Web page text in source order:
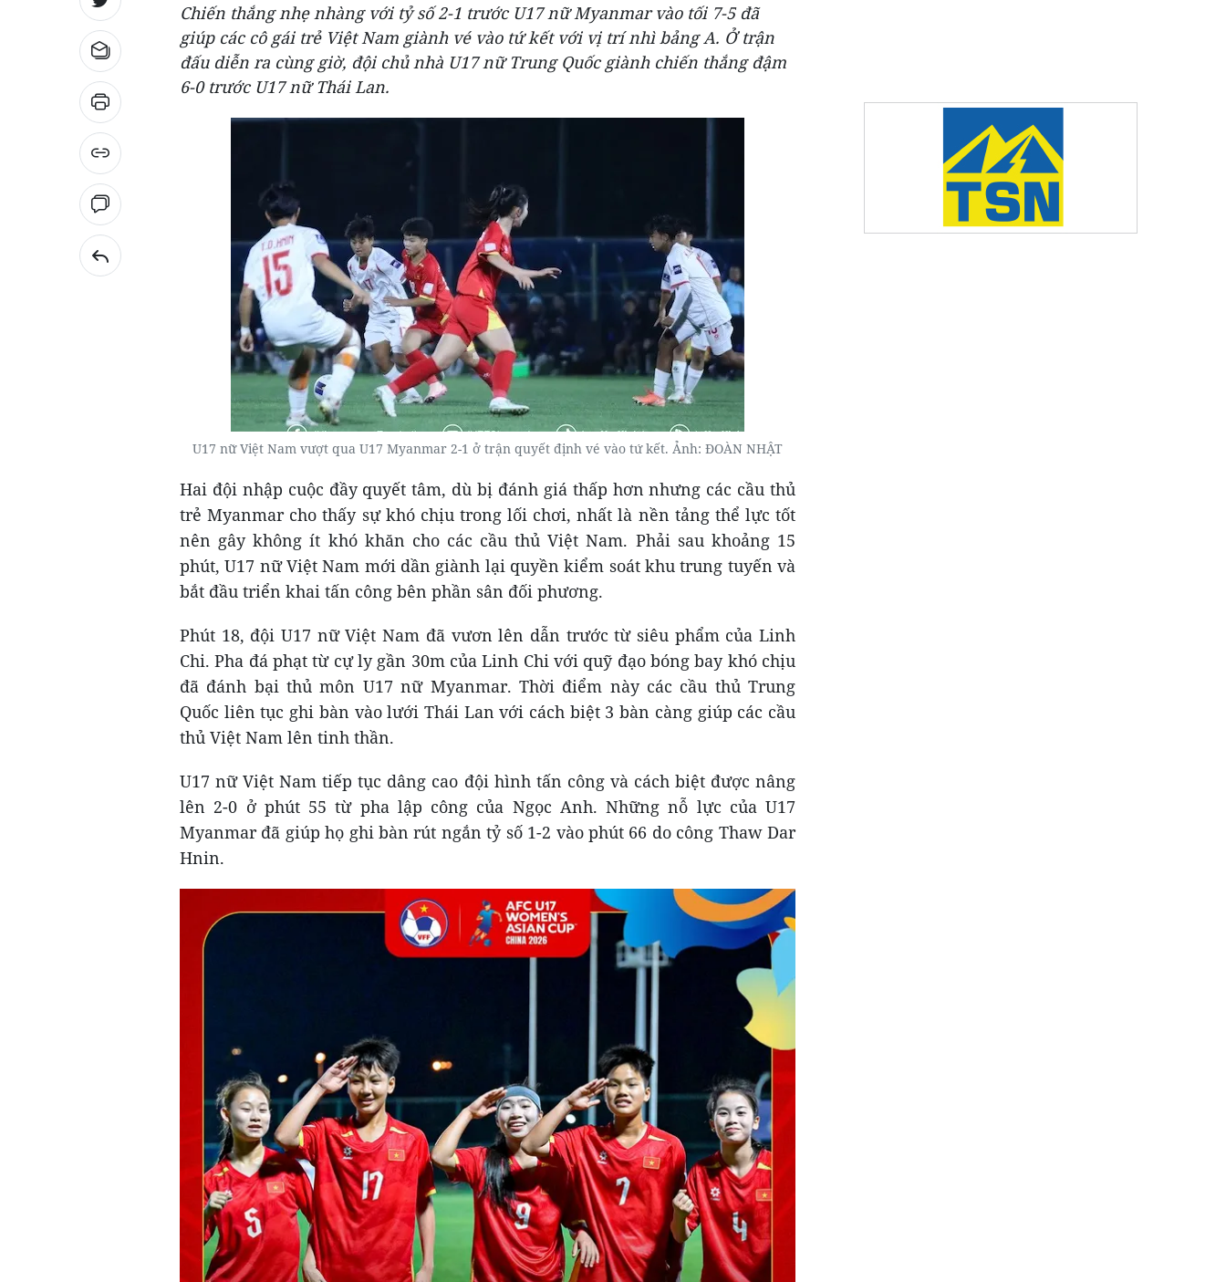
Chiến thắng nhẹ nhàng với tỷ số 2-1 trước U17 nữ Myanmar vào tối 7-5 đã
giúp các cô gái trẻ Việt Nam giành vé vào tứ kết với vị trí nhì bảng A. Ở trận
đấu diễn ra cùng giờ, đội chủ nhà U17 nữ Trung Quốc giành chiến thắng đậm
6-0 trước U17 nữ Thái Lan.
U17 nữ Việt Nam vượt qua U17 Myanmar 2-1 ở trận quyết định vé vào tứ kết. Ảnh: ĐOÀN NHẬT
Hai đội nhập cuộc đầy quyết tâm, dù bị đánh giá thấp hơn nhưng các cầu thủ
trẻ Myanmar cho thấy sự khó chịu trong lối chơi, nhất là nền tảng thể lực tốt
nên gây không ít khó khăn cho các cầu thủ Việt Nam. Phải sau khoảng 15
phút, U17 nữ Việt Nam mới dần giành lại quyền kiểm soát khu trung tuyến và
bắt đầu triển khai tấn công bên phần sân đối phương.
Phút 18, đội U17 nữ Việt Nam đã vươn lên dẫn trước từ siêu phẩm của Linh
Chi. Pha đá phạt từ cự ly gần 30m của Linh Chi với quỹ đạo bóng bay khó chịu
đã đánh bại thủ môn U17 nữ Myanmar. Thời điểm này các cầu thủ Trung
Quốc liên tục ghi bàn vào lưới Thái Lan với cách biệt 3 bàn càng giúp các cầu
thủ Việt Nam lên tinh thần.
U17 nữ Việt Nam tiếp tục dâng cao đội hình tấn công và cách biệt được nâng
lên 2-0 ở phút 55 từ pha lập công của Ngọc Anh. Những nỗ lực của U17
Myanmar đã giúp họ ghi bàn rút ngắn tỷ số 1-2 vào phút 66 do công Thaw Dar
Hnin.